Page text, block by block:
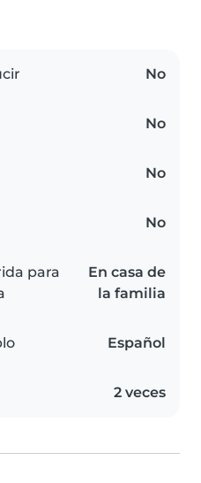
No
No
No
No
para
En casa de
la familia
Español
2 veces